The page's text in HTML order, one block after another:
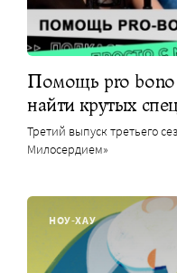
Помощь pro
найти крутых
Третий выпуск третьего
Милосердием»
НОУ-ХАУ